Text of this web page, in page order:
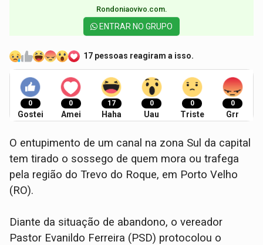
Rondoniaovivo.com.​
ENTRAR NO GRUPO
17 pessoas reagiram a isso.
0
Gostei
0
Amei
17
Haha
0
Uau
0
Triste
0
Grr
​O entupimento de um canal na zona Sul da capital
tem tirado o sossego de quem mora ou trafega
pela região do Trevo do Roque, em Porto Velho
(RO).
Diante da situação de abandono, o vereador
Pastor Evanildo Ferreira (PSD) protocolou o